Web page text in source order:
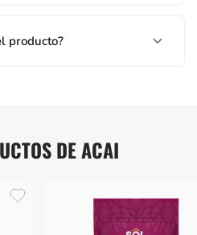
producto?
DE ACAI